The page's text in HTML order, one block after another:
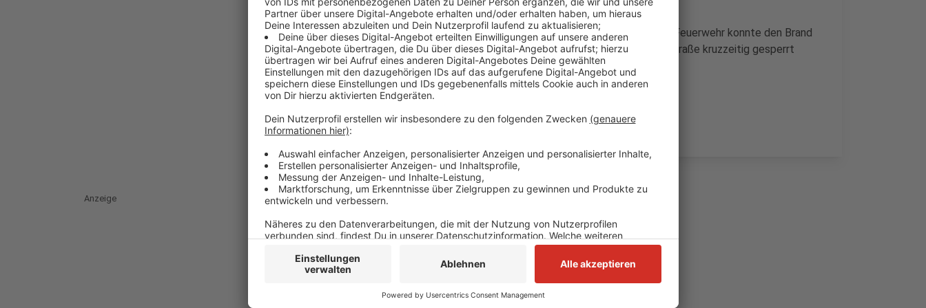
Der Fahrer des Baggers konnte sich leicht verletzt befreien. Die Feuerwehr konnte den Brand
schnell löschen. Während des Einsatzes musste die Mülheimer Straße kruzzeitig gesperrt
werden.
Anzeige
Anzeige